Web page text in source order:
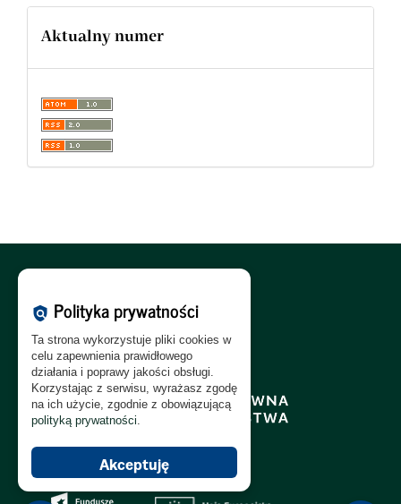
Aktualny numer
Polityka Prywatności:PL
Polityka RODO:PL|EN
policy Polityka prywatności
Ta strona wykorzystuje pliki cookies w
celu zapewnienia prawidłowego
działania i poprawy jakości obsługi.
Korzystając z serwisu, wyrażasz zgodę
na ich użycie, zgodnie z obowiązującą
polityką prywatności
Akceptuję